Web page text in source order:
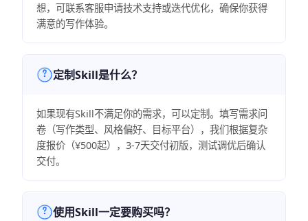
想，可联系客服申请技术支持或迭代优化，确保你获得
满意的写作体验。
定制Skill是什么？
如果现有Skill不满足你的需求，可以定制。填写需求问
卷（写作类型、风格偏好、目标平台），我们根据复杂
度报价（¥500起），3-7天交付初版，测试调优后确认
交付。
使用Skill一定要购买吗？